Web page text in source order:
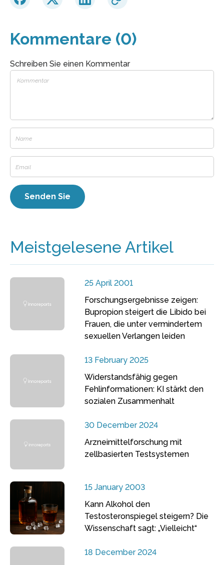
Kommentare (0)
Schreiben Sie einen Kommentar
Meistgelesene Artikel
25 April 2001
Forschungsergebnisse zeigen:
Bupropion steigert die Libido bei
Frauen, die unter vermindertem
sexuellen Verlangen leiden
13 February 2025
Widerstandsfähig gegen
Fehlinformationen: KI stärkt den
sozialen Zusammenhalt
30 December 2024
Arzneimittelforschung mit
zellbasierten Testsystemen
15 January 2003
Kann Alkohol den
Testosteronspiegel steigern? Die
Wissenschaft sagt: „Vielleicht“
18 December 2024